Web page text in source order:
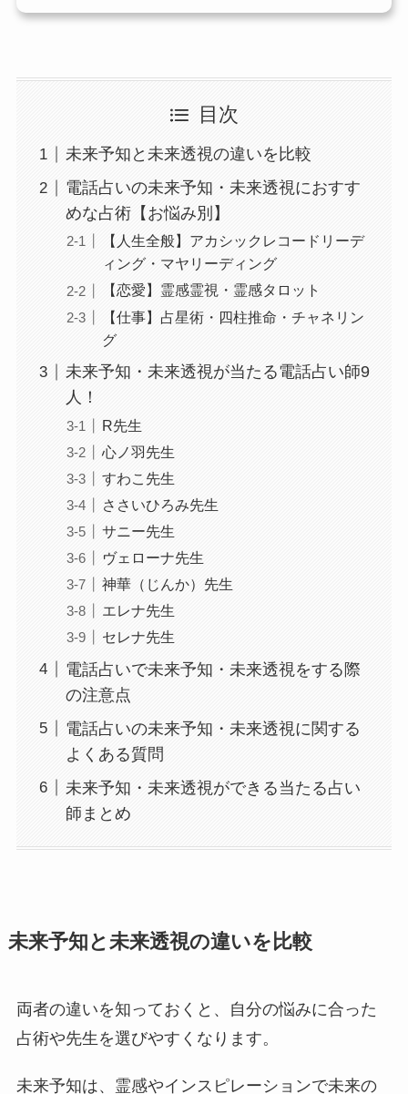
目次
未来予知と未来透視の違いを比較
電話占いの未来予知・未来透視におすす
めな占術【お悩み別】
【人生全般】アカシックレコードリーデ
ィング・マヤリーディング
【恋愛】霊感霊視・霊感タロット
【仕事】占星術・四柱推命・チャネリン
グ
未来予知・未来透視が当たる電話占い師9
人！
R先生
心ノ羽先生
すわこ先生
ささいひろみ先生
サニー先生
ヴェローナ先生
神華（じんか）先生
エレナ先生
セレナ先生
電話占いで未来予知・未来透視をする際
の注意点
電話占いの未来予知・未来透視に関する
よくある質問
未来予知・未来透視ができる当たる占い
師まとめ
未来予知と未来透視の違いを比較
両者の違いを知っておくと、自分の悩みに合った
占術や先生を選びやすくなります。
未来予知は、霊感やインスピレーションで未来の